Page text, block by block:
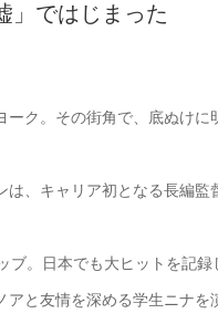
」ではじまった
ク。その街角で、底ぬけ
、キャリア初となる長編
。日本でも大ヒットを記
と友情を深める学生ニナ